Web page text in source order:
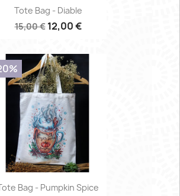
Tote Bag - Diable
15,00 € 12,00 €
Bag - Pumpkin Spice